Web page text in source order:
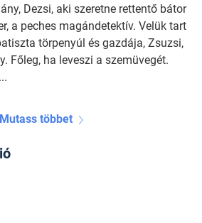
Dezsi, aki szeretne rettentő bátor
a peches magándetektív. Velük tart
törpenyúl és gazdája, Zsuzsi,
Főleg, ha leveszi a szemüvegét.
Mutass többet